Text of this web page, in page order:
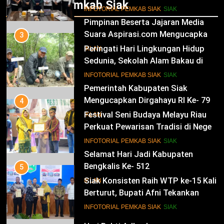
12
Pimpinan Beserta Jajaran Media
Suara Aspirasi.com Mengucapkan
Selamat HUT RI Ke-79
IKLAN
13
Pemerintah Kabupaten Siak
Mengucapkan Dirgahayu RI Ke- 79
IKLAN
14
Selamat Hari Jadi Kabupaten
Bengkalis Ke- 512
IKLAN
15
Infotorial Pemkab Siak
Kesultanan Siak
INFOTORIAL PEMKAB SIAK SIAK
3
Peringati Hari Lingkungan Hidup
Sedunia, Sekolah Alam Bakau di
Siak Cetak Generasi Penjaga
Pesisir
INFOTORIAL PEMKAB SIAK SIAK
4
Festival Seni Budaya Melayu Riau
Perkuat Pewarisan Tradisi di Negeri
Istana
INFOTORIAL PEMKAB SIAK SIAK
5
Siak Konsisten Raih WTP ke-15 Kali
Berturut, Bupati Afni Tekankan
Penguatan Tata Kelola Keuangan
INFOTORIAL PEMKAB SIAK SIAK